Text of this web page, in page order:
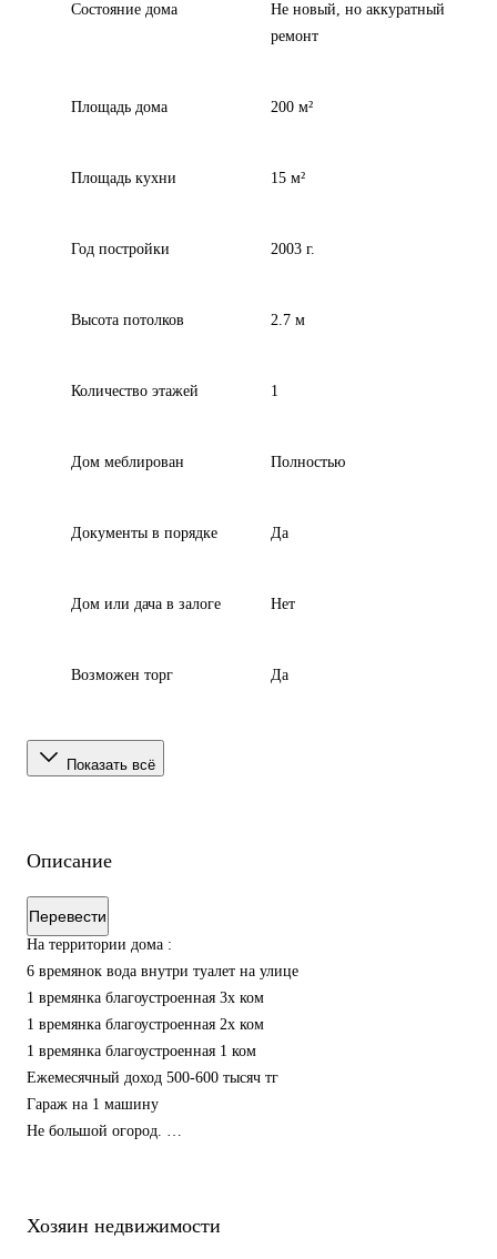
Состояние дома
Не новый, но аккуратный
ремонт
Площадь дома 200 м²
Площадь кухни 15 м²
Год постройки 2003 г.
Высота потолков 2.7 м
Количество этажей 1
Дом меблирован Полностью
Документы в порядке Да
Дом или дача в залоге Нет
Возможен торг Да
Показать всё
Описание
Перевести
На территории дома :
6 времянок вода внутри туалет на улице
1 времянка благоустроенная 3х ком
1 времянка благоустроенная 2х ком
1 времянка благоустроенная 1 ком
Ежемесячный доход 500-600 тысяч тг
Гараж на 1 машину
Не большой огород.
Хозяин недвижимости